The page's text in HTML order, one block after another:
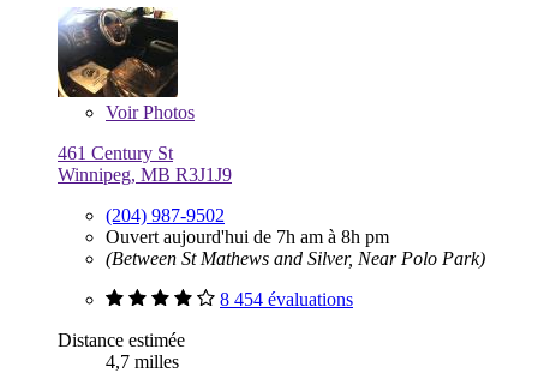
VoirPhotos
461 Century St
Winnipeg, MB R3J1J9
(204) 987-9502
Ouvert aujourd'hui de 7h am à 8h pm
(Between St Mathews and Silver, Near Polo Park)
8 454 évaluations
Distance estimée
4,7 milles